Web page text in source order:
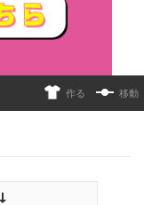
作る 移動